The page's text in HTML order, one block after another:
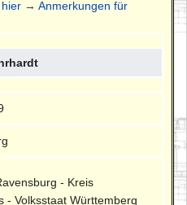
hier → Anmerkungen für
- Kreis
- Volksstaat Württemberg